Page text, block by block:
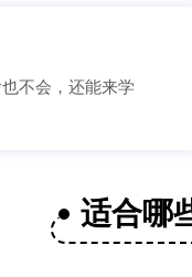
不会，还能来学
适合哪